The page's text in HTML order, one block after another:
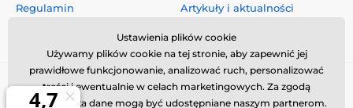
Regulamin
Artykuły i aktualności
Ustawienia plików cookie
Używamy plików cookie na tej stronie, aby zapewnić jej
prawidłowe funkcjonowanie, analizować ruch, personalizować
treści i ewentualnie w celach marketingowych. Za zgodą
użytkownika dane mogą być udostępniane naszym partnerom.